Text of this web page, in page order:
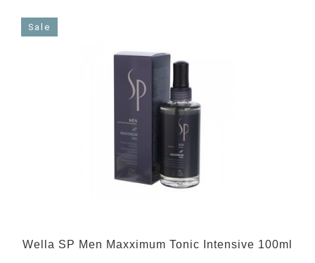
Sale
Wella SP Men Maxximum Tonic Intensive 100ml